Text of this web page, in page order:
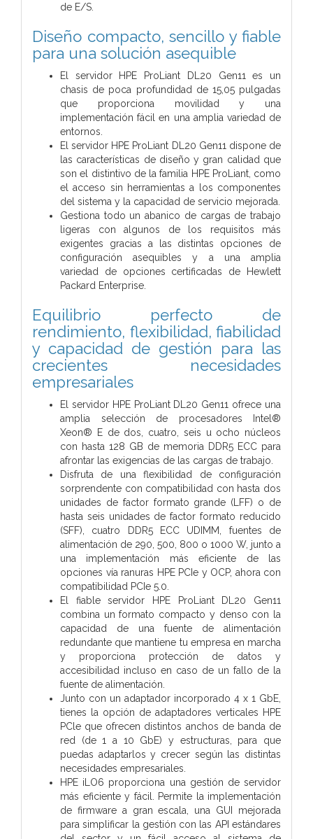
de E/S.
Diseño compacto, sencillo y fiable
para una solución asequible
El servidor HPE ProLiant DL20 Gen11 es un
chasis de poca profundidad de 15,05 pulgadas
que proporciona movilidad y una
implementación fácil en una amplia variedad de
entornos.
El servidor HPE ProLiant DL20 Gen11 dispone de
las características de diseño y gran calidad que
son el distintivo de la familia HPE ProLiant, como
el acceso sin herramientas a los componentes
del sistema y la capacidad de servicio mejorada.
Gestiona todo un abanico de cargas de trabajo
ligeras con algunos de los requisitos más
exigentes gracias a las distintas opciones de
configuración asequibles y a una amplia
variedad de opciones certificadas de Hewlett
Packard Enterprise.
Equilibrio perfecto de
rendimiento, flexibilidad, fiabilidad
y capacidad de gestión para las
crecientes necesidades
empresariales
El servidor HPE ProLiant DL20 Gen11 ofrece una
amplia selección de procesadores Intel®
Xeon® E de dos, cuatro, seis u ocho núcleos
con hasta 128 GB de memoria DDR5 ECC para
afrontar las exigencias de las cargas de trabajo.
Disfruta de una flexibilidad de configuración
sorprendente con compatibilidad con hasta dos
unidades de factor formato grande (LFF) o de
hasta seis unidades de factor formato reducido
(SFF), cuatro DDR5 ECC UDIMM, fuentes de
alimentación de 290, 500, 800 o 1000 W, junto a
una implementación más eficiente de las
opciones vía ranuras HPE PCIe y OCP, ahora con
compatibilidad PCIe 5.0.
El fiable servidor HPE ProLiant DL20 Gen11
combina un formato compacto y denso con la
capacidad de una fuente de alimentación
redundante que mantiene tu empresa en marcha
y proporciona protección de datos y
accesibilidad incluso en caso de un fallo de la
fuente de alimentación.
Junto con un adaptador incorporado 4 x 1 GbE,
tienes la opción de adaptadores verticales HPE
PCle que ofrecen distintos anchos de banda de
red (de 1 a 10 GbE) y estructuras, para que
puedas adaptarlos y crecer según las distintas
necesidades empresariales.
HPE iLO6 proporciona una gestión de servidor
más eficiente y fácil. Permite la implementación
de firmware a gran escala, una GUI mejorada
para simplificar la gestión con las API estándares